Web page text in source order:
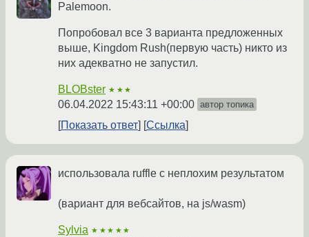
Palemoon.
Попробовал все 3 варианта предложенных
выше, Kingdom Rush(первую часть) никто из
них адекватно не запустил.
BLOBster ★★★
06.04.2022 15:43:11 +00:00 автор топика
Показать ответ Ссылка
использовала ruffle с неплохим результатом
(вариант для вебсайтов, на js/wasm)
Sylvia ★★★★★